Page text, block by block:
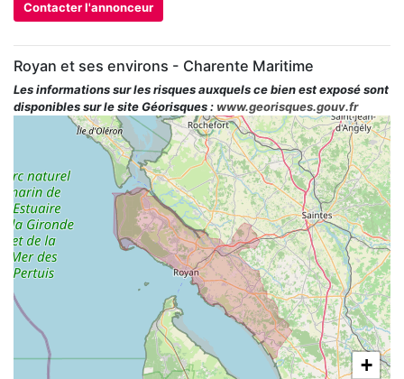
Contacter l'annonceur
Royan et ses environs - Charente Maritime
Les informations sur les risques auxquels ce bien est exposé sont
disponibles sur le site Géorisques : www.georisques.gouv.fr
+